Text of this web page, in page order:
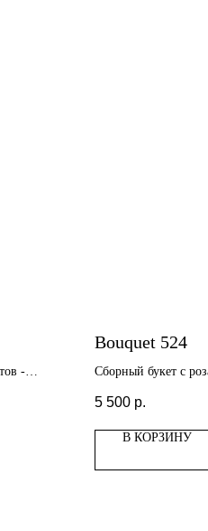
-
Bouquet 524
Сборный букет с
5 500 р.
В КОРЗИНУ